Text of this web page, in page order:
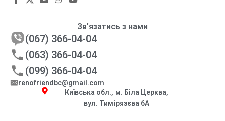
Зв'язатись з нами
(067) 366-04-04
(063) 366-04-04
(099) 366-04-04
renofriendbc@gmail.com
Київська обл., м. Біла Церква,
вул. Тимірязєва 6А